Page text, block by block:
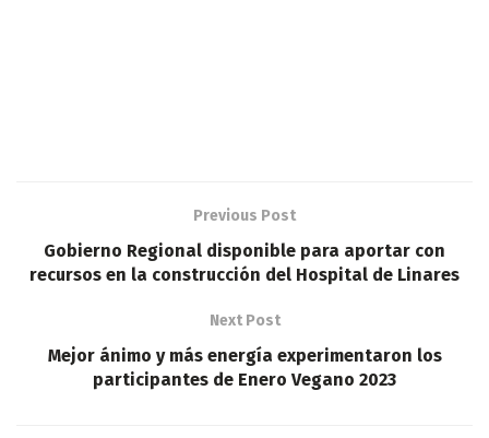
Previous Post
Gobierno Regional disponible para aportar con
recursos en la construcción del Hospital de Linares
Next Post
Mejor ánimo y más energía experimentaron los
participantes de Enero Vegano 2023